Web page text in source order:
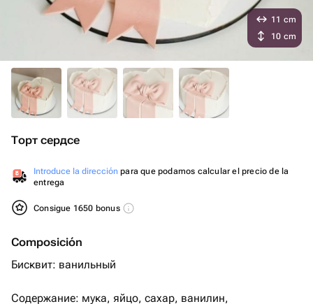
Торт сердсе
Introduce la dirección para que podamos calcular el precio de la
entrega
Consigue 1650 bonus
Composición
Бисквит: ванильный
Содержание: мука, яйцо, сахар, ванилин,
11 cm
10 cm